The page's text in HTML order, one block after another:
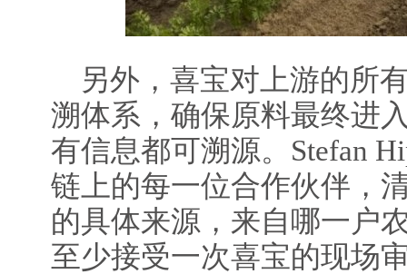
另外，喜宝对上游的所
溯体系，确保原料最终进
有信息都可溯源。Stefan
链上的每一位合作伙伴，
的具体来源，来自哪一户
至少接受一次喜宝的现场